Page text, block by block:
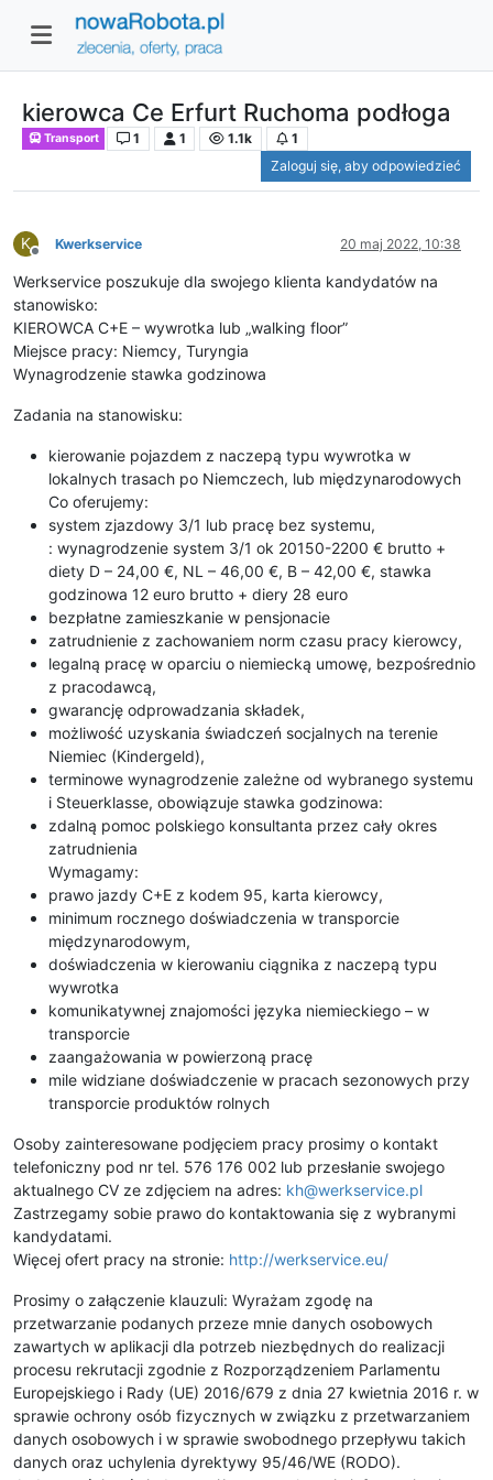
kierowca Ce Erfurt Ruchoma podłoga
Transport 1 1 1.1k
1
Zaloguj się, aby odpowiedzieć
K
Niedostępny
Kwerkservice 20 maj 2022, 10:38
Werkservice poszukuje dla swojego klienta kandydatów na
stanowisko:
KIEROWCA C+E – wywrotka lub „walking floor”
Miejsce pracy: Niemcy, Turyngia
Wynagrodzenie stawka godzinowa
Zadania na stanowisku:
kierowanie pojazdem z naczepą typu wywrotka w
lokalnych trasach po Niemczech, lub międzynarodowych
Co oferujemy:
system zjazdowy 3/1 lub pracę bez systemu,
: wynagrodzenie system 3/1 ok 20150-2200 € brutto +
diety D – 24,00 €, NL – 46,00 €, B – 42,00 €, stawka
godzinowa 12 euro brutto + diery 28 euro
bezpłatne zamieszkanie w pensjonacie
zatrudnienie z zachowaniem norm czasu pracy kierowcy,
legalną pracę w oparciu o niemiecką umowę, bezpośrednio
z pracodawcą,
gwarancję odprowadzania składek,
możliwość uzyskania świadczeń socjalnych na terenie
Niemiec (Kindergeld),
terminowe wynagrodzenie zależne od wybranego systemu
i Steuerklasse, obowiązuje stawka godzinowa:
zdalną pomoc polskiego konsultanta przez cały okres
zatrudnienia
Wymagamy:
prawo jazdy C+E z kodem 95, karta kierowcy,
minimum rocznego doświadczenia w transporcie
międzynarodowym,
doświadczenia w kierowaniu ciągnika z naczepą typu
wywrotka
komunikatywnej znajomości języka niemieckiego – w
transporcie
zaangażowania w powierzoną pracę
mile widziane doświadczenie w pracach sezonowych przy
transporcie produktów rolnych
Osoby zainteresowane podjęciem pracy prosimy o kontakt
telefoniczny pod nr tel. 576 176 002 lub przesłanie swojego
aktualnego CV ze zdjęciem na adres: kh@werkservice.pl
Zastrzegamy sobie prawo do kontaktowania się z wybranymi
kandydatami.
Więcej ofert pracy na stronie: http://werkservice.eu/
Prosimy o załączenie klauzuli: Wyrażam zgodę na
przetwarzanie podanych przeze mnie danych osobowych
zawartych w aplikacji dla potrzeb niezbędnych do realizacji
procesu rekrutacji zgodnie z Rozporządzeniem Parlamentu
Europejskiego i Rady (UE) 2016/679 z dnia 27 kwietnia 2016 r. w
sprawie ochrony osób fizycznych w związku z przetwarzaniem
danych osobowych i w sprawie swobodnego przepływu takich
danych oraz uchylenia dyrektywy 95/46/WE (RODO).